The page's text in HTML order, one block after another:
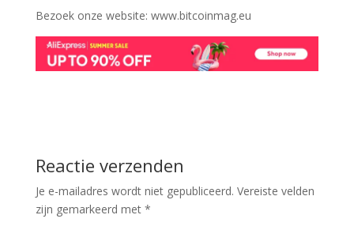
Bezoek onze website: www.bitcoinmag.eu
Reactie verzenden
Je e-mailadres wordt niet gepubliceerd. Vereiste velden
zijn gemarkeerd met *